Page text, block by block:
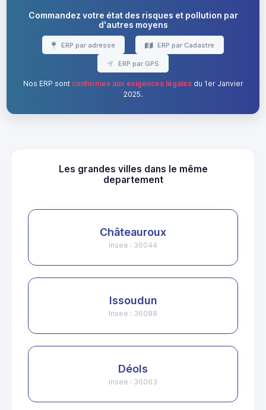
Commandez votre état des risques et pollution par
d'autres moyens
ERP par adresse ERP par Cadastre
ERP par GPS
Nos ERP sont conformes aux exigences légalesdu 1er Janvier
2025.
Les grandes villes dans le même
departement
Châteauroux
Insee : 36044
Issoudun
Insee : 36088
Déols
Insee : 36063